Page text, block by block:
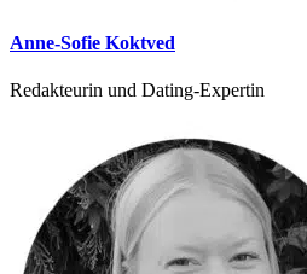
Anne-Sofie Koktved
Redakteurin und Dating-Expertin